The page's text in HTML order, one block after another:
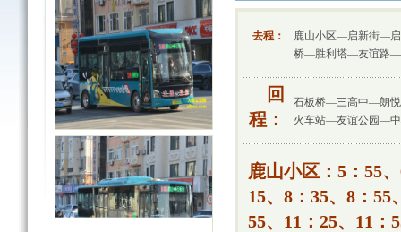
去程：
鹿山小区—启新街—
桥—胜利塔—友谊路
回
程：
石板桥—三高中—朗
火车站—友谊公园—
鹿山小区：5：55
15、8：35、8：55
55、11：25、11：